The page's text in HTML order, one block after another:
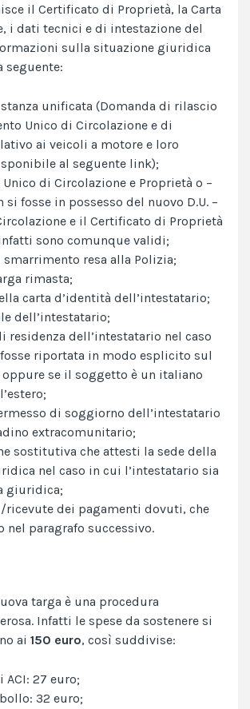
il Certificato di Proprietà, la Carta
i dati tecnici e di intestazione del
sulla situazione giuridica
seguente:
unificata (Domanda di rilascio
Unico di Circolazione e di
ai veicoli a motore e loro
al seguente link);
di Circolazione e Proprietà o –
si fosse in possesso del nuovo D.U. –
e il Certificato di Proprietà
infatti sono comunque validi;
resa alla Polizia;
rimasta;
carta d’identità dell’intestatario;
dell’intestatario;
residenza dell’intestatario nel caso
riportata in modo esplicito sul
se il soggetto è un italiano
di soggiorno dell’intestatario
extracomunitario;
sostitutiva che attesti la sede della
nel caso in cui l’intestatario sia
giuridica;
ricevute dei pagamenti dovuti, che
nel paragrafo successivo.
targa è una procedura
Infatti le spese da sostenere si
ai 150 euro, così suddivise:
27 euro;
32 euro;